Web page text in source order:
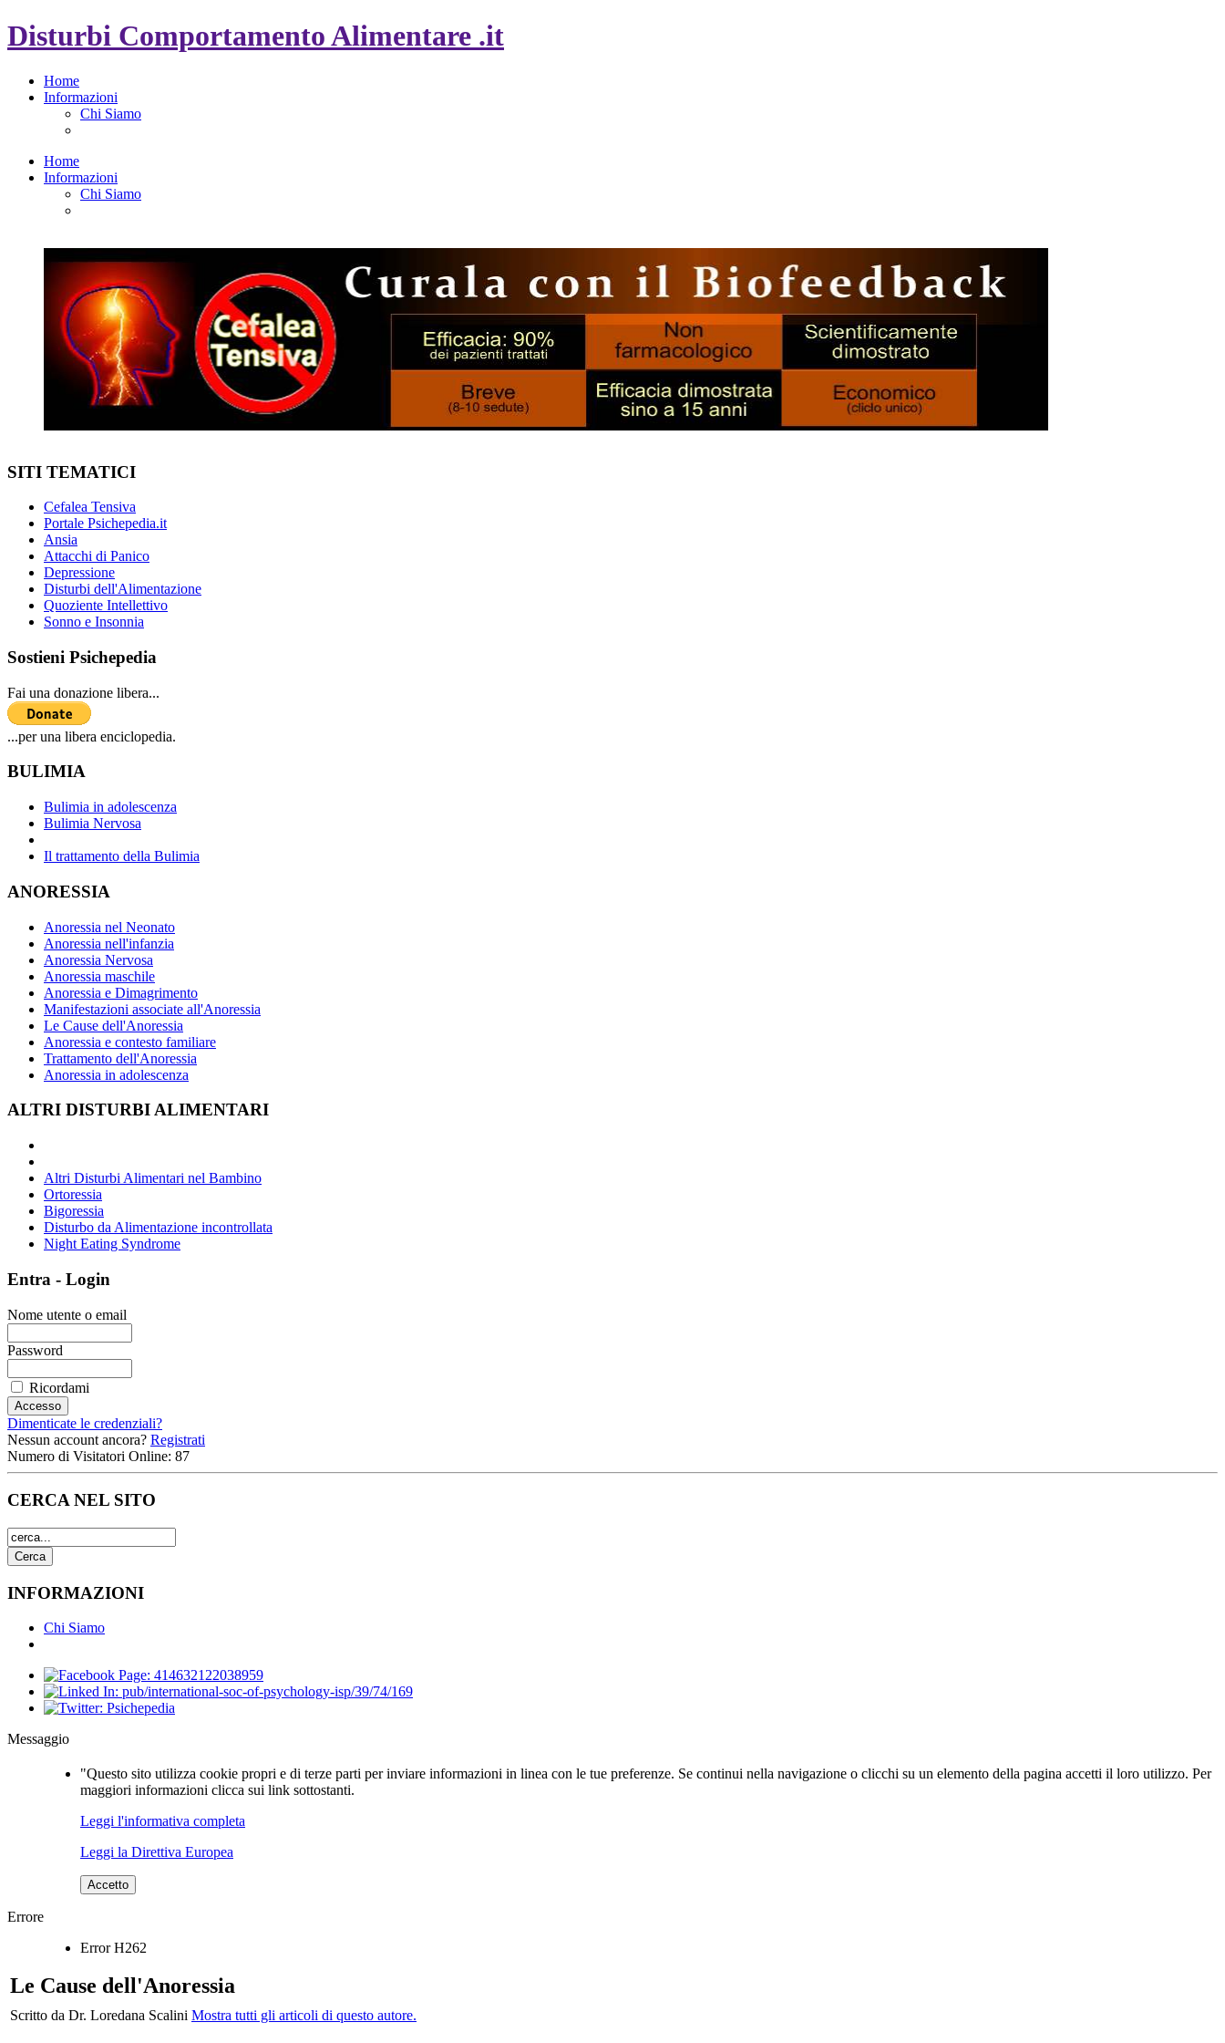
Disturbi Comportamento Alimentare .it
Home
Informazioni
Chi Siamo
Home
Informazioni
Chi Siamo
SITI TEMATICI
Cefalea Tensiva
Portale Psichepedia.it
Ansia
Attacchi di Panico
Depressione
Disturbi dell'Alimentazione
Quoziente Intellettivo
Sonno e Insonnia
Sostieni Psichepedia
Fai una donazione libera...
...per una libera enciclopedia.
BULIMIA
Bulimia in adolescenza
Bulimia Nervosa
Il trattamento della Bulimia
ANORESSIA
Anoressia nel Neonato
Anoressia nell'infanzia
Anoressia Nervosa
Anoressia maschile
Anoressia e Dimagrimento
Manifestazioni associate all'Anoressia
Le Cause dell'Anoressia
Anoressia e contesto familiare
Trattamento dell'Anoressia
Anoressia in adolescenza
ALTRI DISTURBI ALIMENTARI
Altri Disturbi Alimentari nel Bambino
Ortoressia
Bigoressia
Disturbo da Alimentazione incontrollata
Night Eating Syndrome
Entra - Login
Nome utente o email
Password
Ricordami
Dimenticate le credenziali?
Nessun account ancora? Registrati
Numero di Visitatori Online: 87
CERCA NEL SITO
INFORMAZIONI
Chi Siamo
Messaggio
"Questo sito utilizza cookie propri e di terze parti per inviare informazioni in linea con le tue preferenze. Se continui nella navigazione o clicchi su un elemento della pagina accetti il loro utilizzo. Per
maggiori informazioni clicca sui link sottostanti.
Leggi l'informativa completa
Leggi la Direttiva Europea
Accetto
Errore
Error H262
Le Cause dell'Anoressia
Scritto da Dr. Loredana Scalini Mostra tutti gli articoli di questo autore.